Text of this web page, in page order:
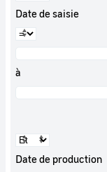
Date de saisie
à
Date de production